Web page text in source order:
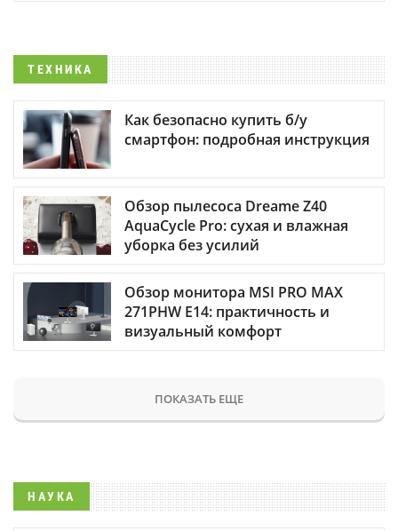
ТЕХНИКА
Как безопасно купить б/у
смартфон: подробная инструкция
Обзор пылесоса Dreame Z40
AquaCycle Pro: сухая и влажная
уборка без усилий
Обзор монитора MSI PRO MAX
271PHW E14: практичность и
визуальный комфорт
ПОКАЗАТЬ ЕЩЕ
НАУКА